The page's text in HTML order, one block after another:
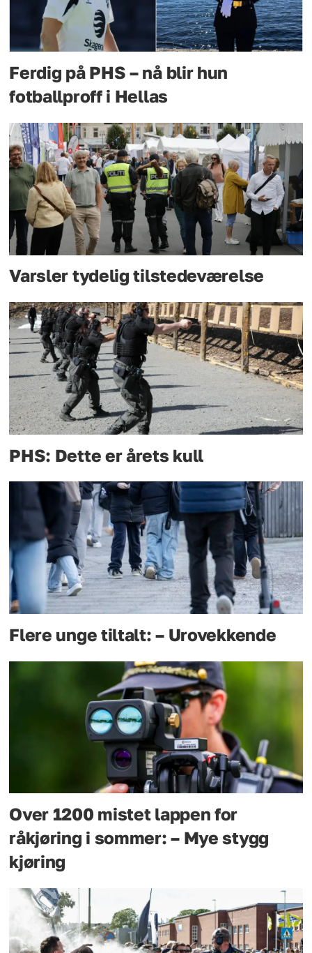
Ferdig på PHS – nå blir hun
fotballproff i Hellas
Varsler tydelig tilstedeværelse
PHS: Dette er årets kull
Flere unge tiltalt: – Urovekkende
Over 1200 mistet lappen for
råkjøring i sommer: – Mye stygg
kjøring